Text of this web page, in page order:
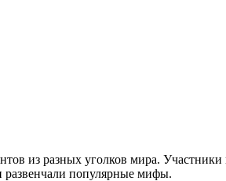
из разных уголков мира.
развенчали популярные мифы.